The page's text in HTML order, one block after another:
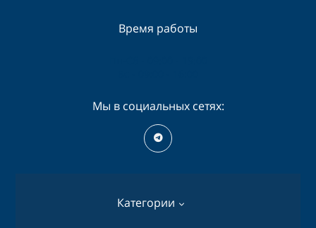
Категории
Время работы
Мы в социальных сетях: